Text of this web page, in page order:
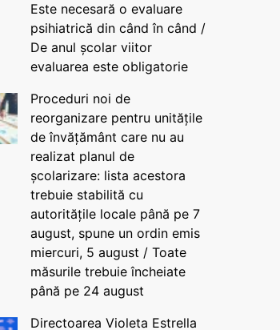
Este necesară o evaluare
psihiatrică din când în când /
De anul școlar viitor
evaluarea este obligatorie
Proceduri noi de
reorganizare pentru unitățile
de învățământ care nu au
realizat planul de
școlarizare: lista acestora
trebuie stabilită cu
autoritățile locale până pe 7
august, spune un ordin emis
miercuri, 5 august / Toate
măsurile trebuie încheiate
până pe 24 august
Directoarea Violeta Estrella